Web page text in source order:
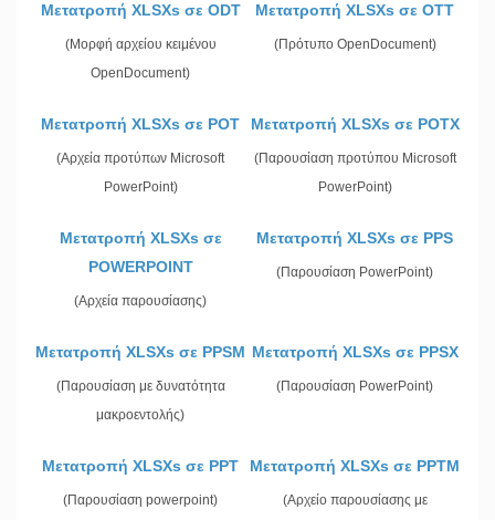
Μετατροπή XLSXs σε ODT
(Μορφή αρχείου κειμένου
OpenDocument)
Μετατροπή XLSXs σε OTT
(Πρότυπο OpenDocument)
Μετατροπή XLSXs σε POT
(Αρχεία προτύπων Microsoft
PowerPoint)
Μετατροπή XLSXs σε POTX
(Παρουσίαση προτύπου Microsoft
PowerPoint)
Μετατροπή XLSXs σε
POWERPOINT
(Αρχεία παρουσίασης)
Μετατροπή XLSXs σε PPS
(Παρουσίαση PowerPoint)
Μετατροπή XLSXs σε PPSM
(Παρουσίαση με δυνατότητα
μακροεντολής)
Μετατροπή XLSXs σε PPSX
(Παρουσίαση PowerPoint)
Μετατροπή XLSXs σε PPT
(Παρουσίαση powerpoint)
Μετατροπή XLSXs σε PPTM
(Αρχείο παρουσίασης με